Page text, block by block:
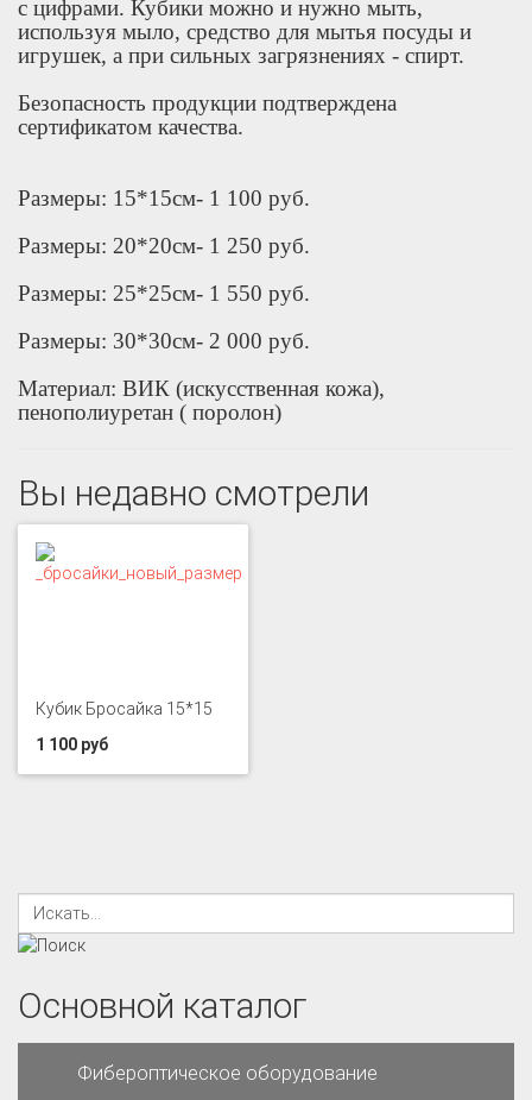
с цифрами. Кубики можно и нужно мыть,
используя мыло, средство для мытья посуды и
игрушек, а при сильных загрязнениях - спирт.
Безопасность продукции подтверждена
сертификатом качества.
Размеры: 15*15см- 1 100 руб.
Размеры: 20*20см- 1 250 руб.
Размеры: 25*25см- 1 550 руб.
Размеры: 30*30см- 2 000 руб.
Материал: ВИК (искусственная кожа),
пенополиуретан ( поролон)
Вы недавно смотрели
Кубик Бросайка 15*15
1 100 руб
Основной каталог
Фибероптическое оборудование